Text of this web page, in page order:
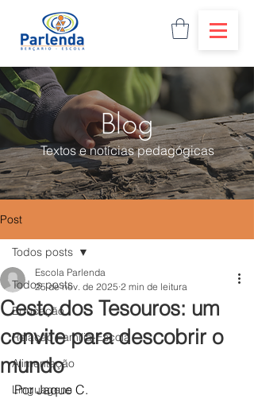
Blog
Textos e notícias pedagógicas
Post
Todos posts
Educação
Relação Família-Escola
Alimentação
Linguagens
Todos posts
Cesto dos Tesouros: um
convite para descobrir o
mundo
Escola Parlenda
25 de nov. de 2025 2 min de leitura
Por Jaque C.